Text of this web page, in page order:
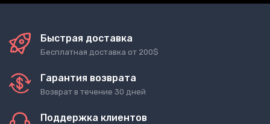
Быстрая доставка
Бесплатная доставка от 200$
Гарантия возврата
Возврат в течение 30 дней
Поддержка клиентов